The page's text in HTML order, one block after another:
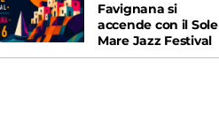
Favignana si
accende con il Sole
Mare Jazz Festival